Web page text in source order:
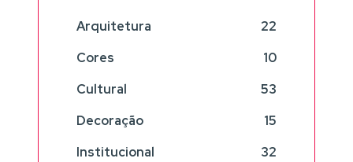
Arquitetura
22
Cores
10
Cultural
53
Decoração
15
Institucional
32